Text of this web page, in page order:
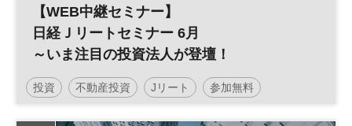
【WEB中継セミナー】
日経Ｊリートセミナー 6月
～いま注目の投資法人が登壇！
投資 不動産投資 Jリート 参加無料